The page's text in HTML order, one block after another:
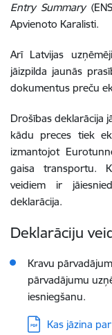
Entry Summary
Apvienoto Karalisti.
Arī Latvijas
jāizpilda jaunās
dokumentus preču
Drošības deklarācija
kādu preces tiek
izmantojot
gaisa transportu.
veidiem ir
deklarācija.
Deklarāciju
Kravu
pārvadājumu
iesniegšanu.
Lejupielādēt:
Kas jāzina